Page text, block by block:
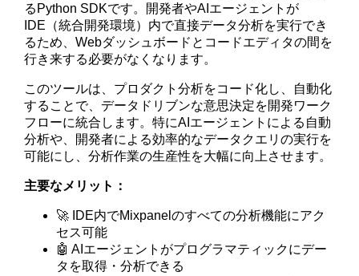
るPython SDKです。開発者やAIエージェントが
IDE（統合開発環境）内で直接データ分析を実行でき
るため、Webダッシュボードとコードエディタの間を
行き来する必要がなくなります。
このツールは、プロダクト分析をコード化し、自動化
することで、データドリブンな意思決定を開発ワーク
フローに統合します。特にAIエージェントによる自動
分析や、開発者による効率的なデータクエリの実行を
可能にし、分析作業の生産性を大幅に向上させます。
主要なメリット：
🚀 IDE内でMixpanelのすべての分析機能にアク
セス可能
🤖 AIエージェントがプログラマティックにデー
タを取得・分析できる